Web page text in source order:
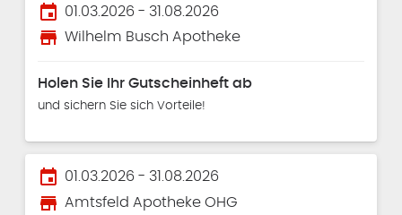
event 01.03.2026 - 31.08.2026
store Wilhelm Busch Apotheke
Holen Sie Ihr Gutscheinheft ab
und sichern Sie sich Vorteile!
event 01.03.2026 - 31.08.2026
store Amtsfeld Apotheke OHG